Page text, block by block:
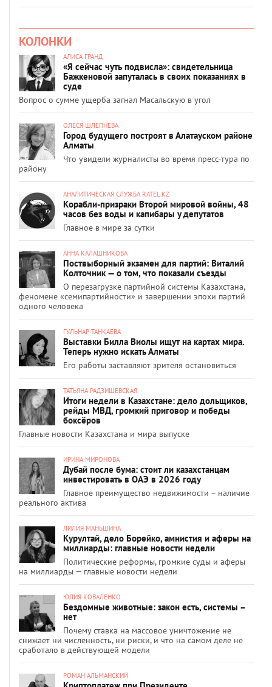
КОЛОНКИ
АЛИСА ГРАНД
«Я сейчас чуть подвисла»: свидетельница
Бажкеновой запуталась в своих показаниях в
суде
Вопрос о сумме ущерба загнал Масальскую в угол
ОЛЕСЯ ШЛЕПНЕВА
Город будущего построят в Алатауском районе
Алматы
Что увидели журналисты во время пресс-тура по
району
АНАЛИТИЧЕСКАЯ СЛУЖБА RATEL.KZ
Корабли-призраки Второй мировой войны, 48
часов без воды и капибары у депутатов
Главное в мире за сутки
АННА КАЛАШНИКОВА
Поствыборный экзамен для партий: Виталий
Колточник — о том, что показали съезды
О перезагрузке партийной системы Казахстана,
феномене «семипартийности» и завершении эпохи партий
одного человека
ГУЛЬНАР ТАНКАЕВА
Выставки Билла Виолы ищут на картах мира.
Теперь нужно искать Алматы
Его работы заставляют зрителя остановиться
ТАТЬЯНА РАДЗИШЕВСКАЯ
Итоги недели в Казахстане: дело дольщиков,
рейды МВД, громкий приговор и победы
боксёров
Главные новости Казахстана и мира выпуске
ИРИНА МИРОНОВА
Дубай после бума: стоит ли казахстанцам
инвестировать в ОАЭ в 2026 году
Главное преимущество недвижимости – наличие
реального актива
ЛИЛИЯ МАНЬШИНА
Курултай, дело Борейко, амнистия и аферы на
миллиарды: главные новости недели
Политические реформы, громкие суды и аферы
на миллиарды — главные новости недели
ЮЛИЯ КОВАЛЕНКО
Бездомные животные: закон есть, системы –
нет
Почему ставка на массовое уничтожение не
снижает ни численность, ни риски, и что на самом деле не
сработало в действующей модели
РОМАН АЛЬМАНСКИЙ